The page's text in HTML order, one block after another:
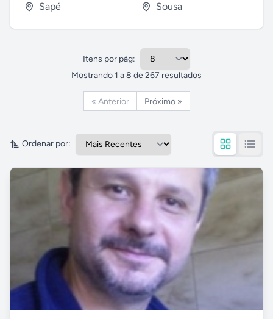
Sapé
Sousa
Itens por pág:
Mostrando 1 a8 de 267 resultados
« Anterior Próximo »
Ordenar por: